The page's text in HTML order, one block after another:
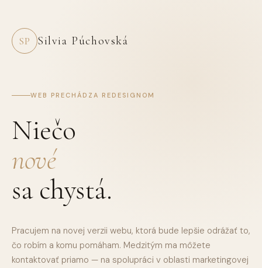
SP Silvia Púchovská
WEB PRECHÁDZA REDESIGNOM
Niečo
nové
sa chystá.
Pracujem na novej verzii webu, ktorá bude lepšie odrážať to,
čo robím a komu pomáham. Medzitým ma môžete
kontaktovať priamo — na spolupráci v oblasti marketingovej